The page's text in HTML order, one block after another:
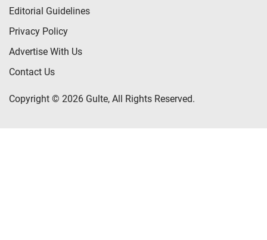
Editorial Guidelines
Privacy Policy
Advertise With Us
Contact Us
Copyright © 2026 Gulte, All Rights Reserved.